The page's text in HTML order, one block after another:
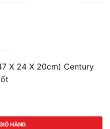
X 24 X 20cm) Century
24 X 20cm) Century GIHA-
HÀNG